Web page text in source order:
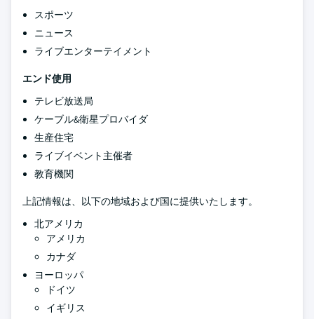
スポーツ
ニュース
ライブエンターテイメント
エンド使用
テレビ放送局
ケーブル&衛星プロバイダ
生産住宅
ライブイベント主催者
教育機関
上記情報は、以下の地域および国に提供いたします。
北アメリカ
アメリカ
カナダ
ヨーロッパ
ドイツ
イギリス